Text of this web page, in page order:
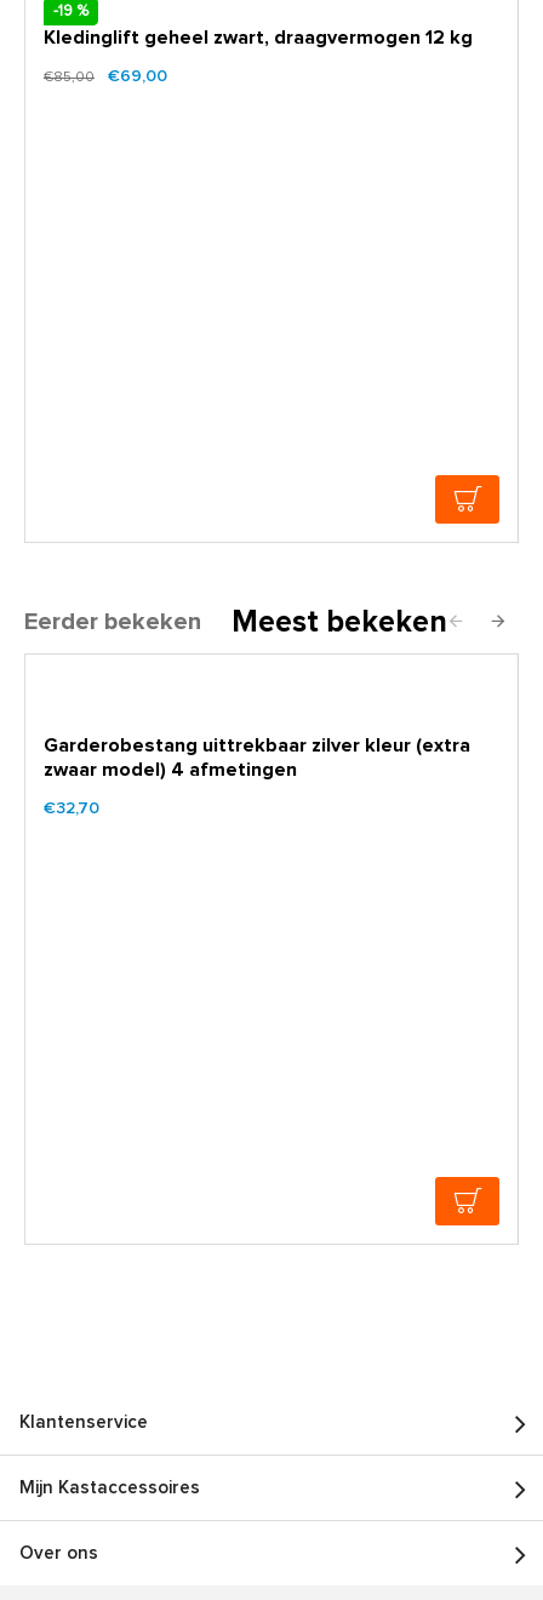
-19 %
Kledinglift geheel zwart, draagvermogen 12 kg
€85,00 €69,00
Eerder bekeken Meest bekeken
Garderobestang uittrekbaar zilver kleur (extra
zwaar model) 4 afmetingen
€32,70
Klantenservice
Mijn Kastaccessoires
Over ons